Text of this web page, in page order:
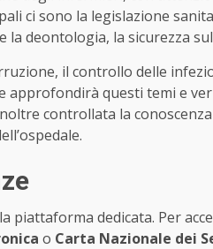
ci sono la legislazione
la deontologia, la sicurezza
il controllo delle
approfondirà questi temi e
controllata la
dedicata. Per
o Carta Nazionale dei